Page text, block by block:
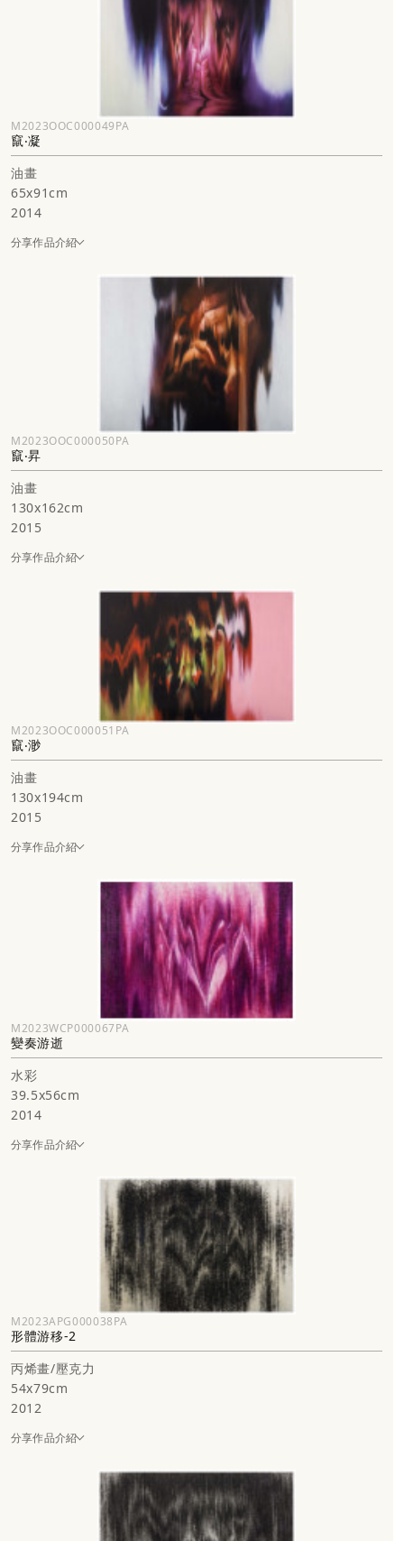
M2023OOC000049PA
竄‧凝
油畫
65x91cm
2014
分享作品介紹
M2023OOC000050PA
竄‧昇
油畫
130x162cm
2015
分享作品介紹
M2023OOC000051PA
竄‧渺
油畫
130x194cm
2015
分享作品介紹
M2023WCP000067PA
變奏游逝
水彩
39.5x56cm
2014
分享作品介紹
M2023APG000038PA
形體游移-2
丙烯畫/壓克力
54x79cm
2012
分享作品介紹